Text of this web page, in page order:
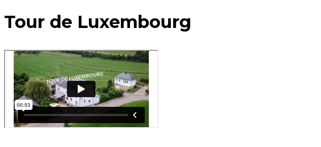
Tour de Luxembourg